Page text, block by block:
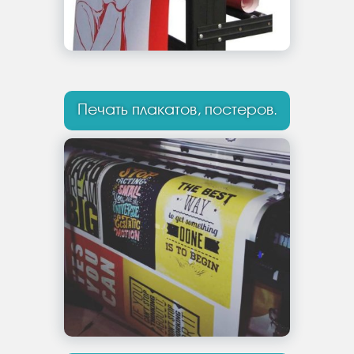
Печать плакатов, постеров.